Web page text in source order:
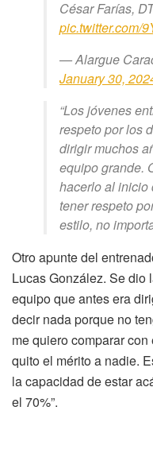
César Farías,
pic.twitter.com/
— Alargue
January 30,
“Los jóvenes
respeto por los
dirigir muchos
equipo grande.
hacerlo al inicio
tener respeto
estilo, no
Otro apunte del
Lucas González. Se dio
equipo que antes era
decir nada porque no
me quiero comparar
quito el mérito a nadie.
la capacidad de estar
el 70%”.